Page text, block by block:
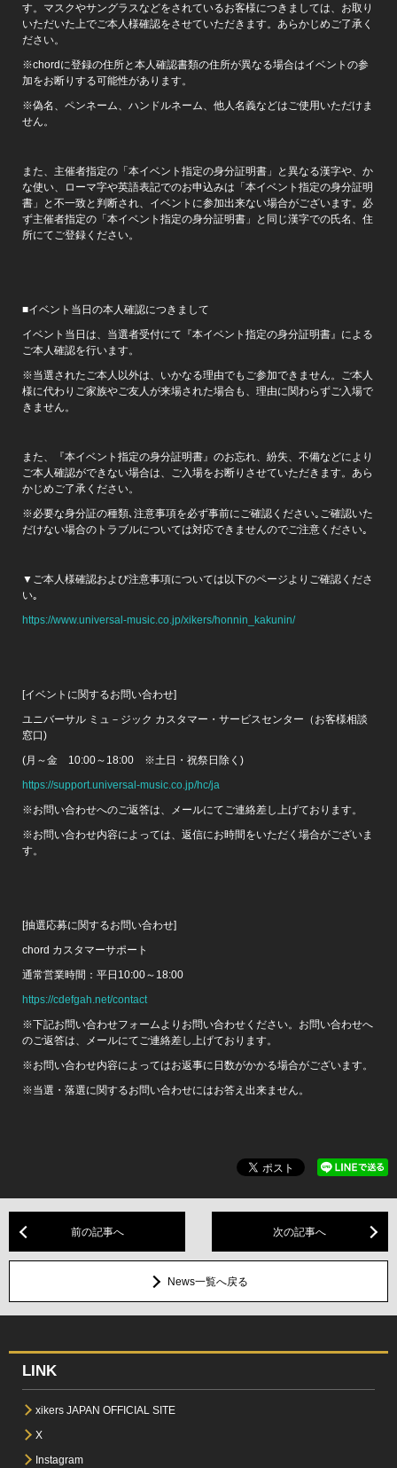
す。マスクやサングラスなどをされているお客様につきましては、お取り
いただいた上でご本人様確認をさせていただきます。あらかじめご了承く
ださい。
※chordに登録の住所と本人確認書類の住所が異なる場合はイベントの参
加をお断りする可能性があります。
※偽名、ペンネーム、ハンドルネーム、他人名義などはご使用いただけま
せん。
また、主催者指定の「本イベント指定の身分証明書」と異なる漢字や、か
な使い、ローマ字や英語表記でのお申込みは「本イベント指定の身分証明
書」と不一致と判断され、イベントに参加出来ない場合がございます。必
ず主催者指定の「本イベント指定の身分証明書」と同じ漢字での氏名、住
所にてご登録ください。
■イベント当日の本人確認につきまして
イベント当日は、当選者受付にて『本イベント指定の身分証明書』による
ご本人確認を行います。
※当選されたご本人以外は、いかなる理由でもご参加できません。ご本人
様に代わりご家族やご友人が来場された場合も、理由に関わらずご入場で
きません。
また、『本イベント指定の身分証明書』のお忘れ、紛失、不備などにより
ご本人確認ができない場合は、ご入場をお断りさせていただきます。あら
かじめご了承ください。
※必要な身分証の種類､注意事項を必ず事前にご確認ください｡ご確認いた
だけない場合のトラブルについては対応できませんのでご注意ください｡
▼ご本人様確認および注意事項については以下のページよりご確認くださ
い｡
https://www.universal-music.co.jp/xikers/honnin_kakunin/
[イベントに関するお問い合わせ]
ユニバーサル ミュ－ジック カスタマー・サービスセンター（お客様相談
窓口)
(月～金 10:00～18:00 ※土日・祝祭日除く)
https://support.universal-music.co.jp/hc/ja
※お問い合わせへのご返答は、メールにてご連絡差し上げております。
※お問い合わせ内容によっては、返信にお時間をいただく場合がございま
す。
[抽選応募に関するお問い合わせ]
chord カスタマーサポート
通常営業時間：平日10:00～18:00
https://cdefgah.net/contact
※下記お問い合わせフォームよりお問い合わせください。お問い合わせへ
のご返答は、メールにてご連絡差し上げております。
※お問い合わせ内容によってはお返事に日数がかかる場合がございます。
※当選・落選に関するお問い合わせにはお答え出来ません。
前の記事へ 次の記事へ
News一覧へ戻る
LINK
xikers JAPAN OFFICIAL SITE
X
Instagram